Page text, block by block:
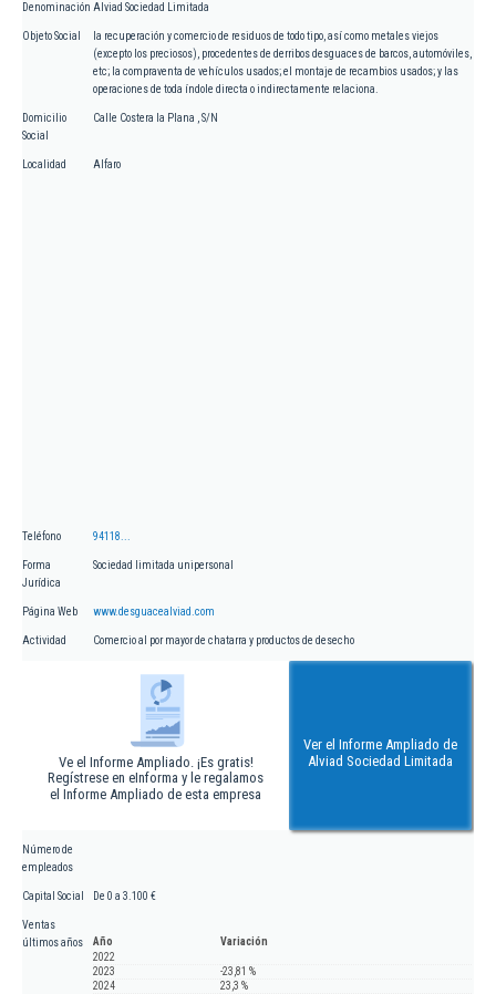
Denominación Alviad Sociedad Limitada
Objeto Social
la recuperación y comercio de residuos de todo tipo, así como metales viejos
(excepto los preciosos), procedentes de derribos desguaces de barcos, automóviles,
etc; la compraventa de vehículos usados; el montaje de recambios usados; y las
operaciones de toda índole directa o indirectamente relaciona.
Domicilio
Social
Calle Costera la Plana , S/N
Localidad Alfaro
Teléfono 94118...
Forma
Jurídica
Sociedad limitada unipersonal
Página Web www.desguacealviad.com
Actividad Comercio al por mayor de chatarra y productos de desecho
Ve el Informe Ampliado. ¡Es gratis!
Regístrese en eInforma y le regalamos
el Informe Ampliado de esta empresa
Ver el Informe Ampliado de
Alviad Sociedad Limitada
Número de
empleados
Capital Social De 0 a 3.100 €
Ventas
últimos años
Año
Variación
2022
2023
-23,81 %
2024
23,3 %